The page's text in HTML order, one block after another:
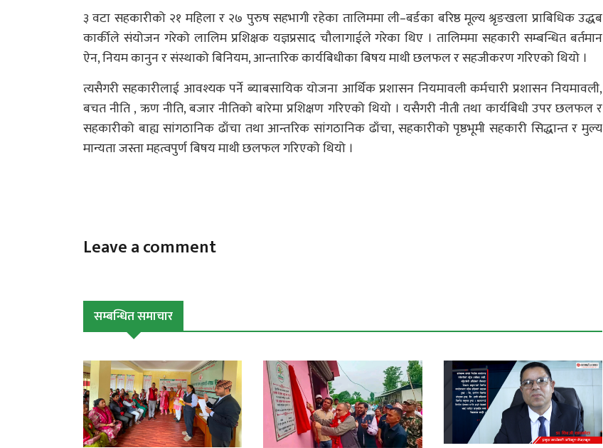
३ वटा सहकारीको २१ महिला र २७ पुरुष सहभागी रहेका तालिममा ली–बर्डका बरिष्ठ मूल्य श्रृङखला प्राबिधिक उद्धब
कार्कीले संयोजन गरेको लालिम प्रशिक्षक यज्ञप्रसाद चौलागाईले गरेका थिए । तालिममा सहकारी सम्बन्धित बर्तमान
ऐन, नियम कानुन र संस्थाको बिनियम, आन्तारिक कार्यबिधीका बिषय माथी छलफल र सहजीकरण गरिएको थियो ।
त्यसैगरी सहकारीलाई आवश्यक पर्ने ब्याबसायिक योजना आर्थिक प्रशासन नियमावली कर्मचारी प्रशासन नियमावली,
बचत नीति , ऋण नीति, बजार नीतिको बारेमा प्रशिक्षण गरिएको थियो । यसैगरी नीती तथा कार्यबिधी उपर छलफल र
सहकारीको बाह्य सांगठानिक ढाँचा तथा आन्तरिक सांगठानिक ढाँचा, सहकारीको पृष्ठभूमी सहकारी सिद्धान्त र मुल्य
मान्यता जस्ता महत्वपुर्ण बिषय माथी छलफल गरिएको थियो ।
Leave a comment
सम्बन्धित समाचार